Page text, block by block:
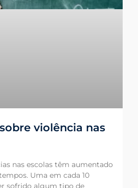
violência nas
nas escolas têm aumentado
Uma em cada 10
sofrido algum tipo de